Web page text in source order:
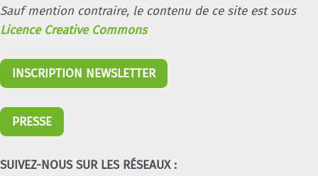
Sauf mention contraire, le contenu de ce site est sous
Licence Creative Commons
INSCRIPTION NEWSLETTER
PRESSE
SUIVEZ-NOUS SUR LES RÉSEAUX :